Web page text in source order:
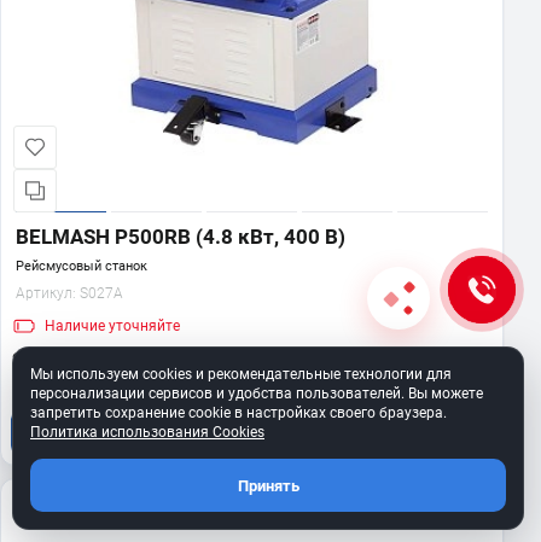
BELMASH P500RB (4.8 кВт, 400 В)
Рейсмусовый станок
Артикул: S027A
Наличие уточняйте
241 990 ₽
В корзину
400 В
Мы используем cookies и рекомендательные технологии для
персонализации сервисов и удобства пользователей. Вы можете
запретить сохранение cookie в настройках своего браузера.
Политика использования Cookies
Принять